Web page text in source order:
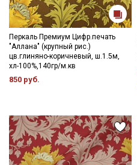
Перкаль Премиум Цифр.печать
"Аллана" (крупный рис.)
цв.глиняно-коричневый, ш.1.5м,
хл-100%,140гр/м.кв
850 руб.